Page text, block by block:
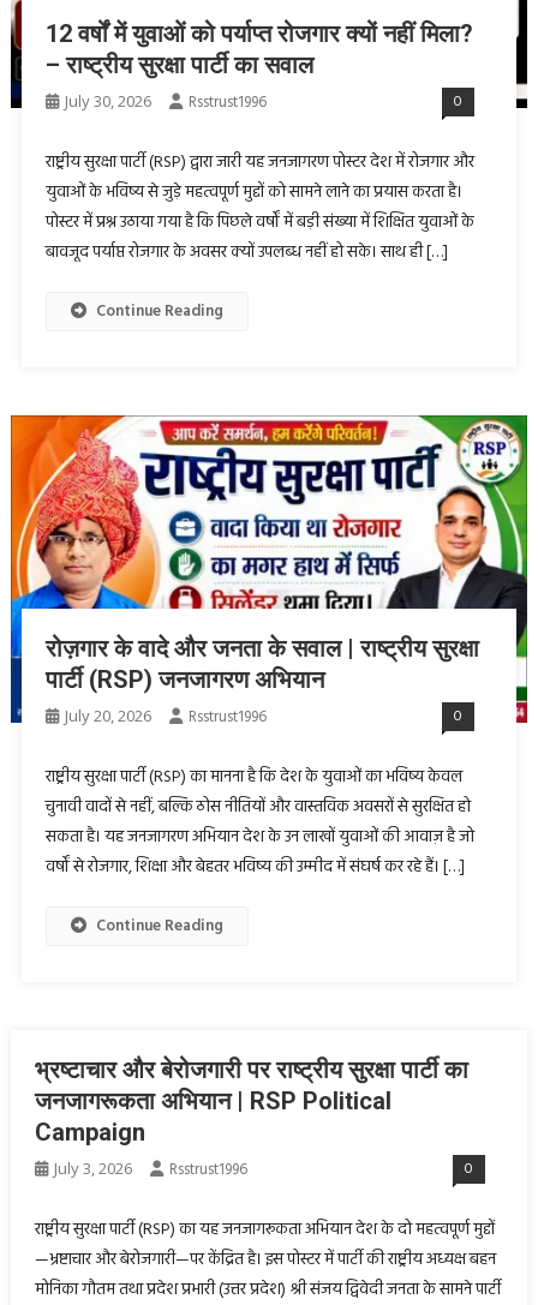
12 वर्षों में युवाओं को पर्याप्त रोजगार क्यों नहीं मिला?
– राष्ट्रीय सुरक्षा पार्टी का सवाल
July 30, 2026 Rsstrust1996 0
राष्ट्रीय सुरक्षा पार्टी (RSP) द्वारा जारी यह जनजागरण पोस्टर देश में रोजगार और
युवाओं के भविष्य से जुड़े महत्वपूर्ण मुद्दों को सामने लाने का प्रयास करता है।
पोस्टर में प्रश्न उठाया गया है कि पिछले वर्षों में बड़ी संख्या में शिक्षित युवाओं के
बावजूद पर्याप्त रोजगार के अवसर क्यों उपलब्ध नहीं हो सके। साथ ही […]
Continue Reading
रोज़गार के वादे और जनता के सवाल | राष्ट्रीय सुरक्षा
पार्टी (RSP) जनजागरण अभियान
July 20, 2026 Rsstrust1996 0
राष्ट्रीय सुरक्षा पार्टी (RSP) का मानना है कि देश के युवाओं का भविष्य केवल
चुनावी वादों से नहीं, बल्कि ठोस नीतियों और वास्तविक अवसरों से सुरक्षित हो
सकता है। यह जनजागरण अभियान देश के उन लाखों युवाओं की आवाज़ है जो
वर्षों से रोजगार, शिक्षा और बेहतर भविष्य की उम्मीद में संघर्ष कर रहे हैं। […]
Continue Reading
भ्रष्टाचार और बेरोजगारी पर राष्ट्रीय सुरक्षा पार्टी का
जनजागरूकता अभियान | RSP Political
Campaign
July 3, 2026 Rsstrust1996 0
राष्ट्रीय सुरक्षा पार्टी (RSP) का यह जनजागरूकता अभियान देश के दो महत्वपूर्ण मुद्दों
—भ्रष्टाचार और बेरोजगारी—पर केंद्रित है। इस पोस्टर में पार्टी की राष्ट्रीय अध्यक्ष बहन
मोनिका गौतम तथा प्रदेश प्रभारी (उत्तर प्रदेश) श्री संजय द्विवेदी जनता के सामने पार्टी